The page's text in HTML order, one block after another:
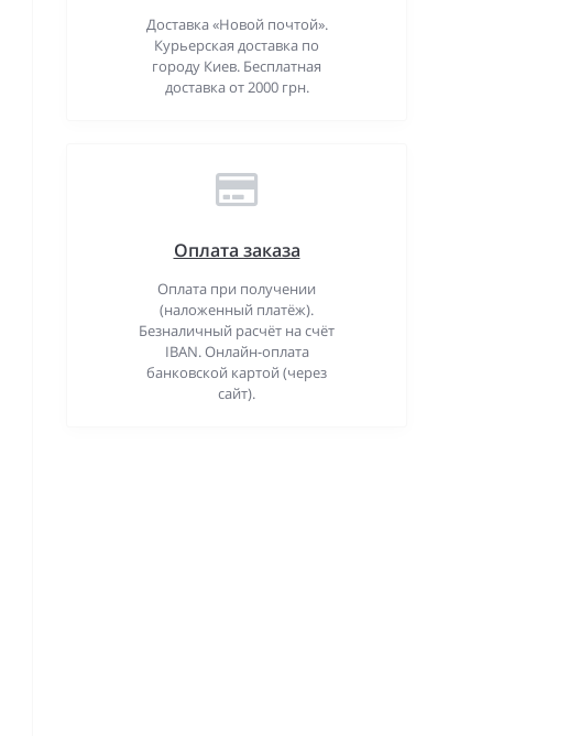
Доставка «Новой почтой».
Курьерская доставка по
городу Киев. Бесплатная
доставка от 2000 грн.
Оплата заказа
Оплата при получении
(наложенный платёж).
Безналичный расчёт на счёт
IBAN. Онлайн-оплата
банковской картой (через
сайт).